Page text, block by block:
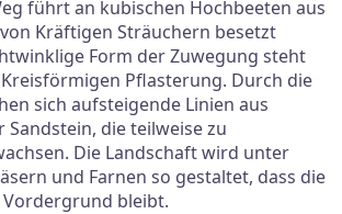
führt an kubischen Hochbeeten aus
Kräftigen Sträuchern besetzt
Form der Zuwegung steht
Pflasterung. Durch die
sich aufsteigende Linien aus
Sandstein, die teilweise zu
Die Landschaft wird unter
und Farnen so gestaltet, dass die
bleibt.